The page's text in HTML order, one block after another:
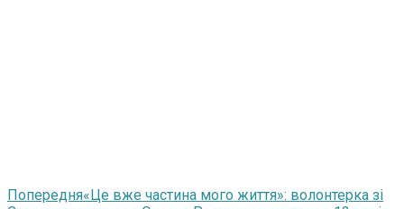
Попередня«Це вже частина мого життя»: волонтерка зі